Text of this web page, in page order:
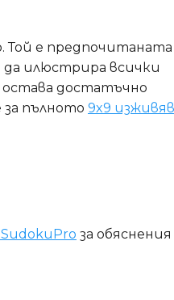
е предпочитаната
да илюстрира всички
достатъчно
пълното 9x9
за обяснения